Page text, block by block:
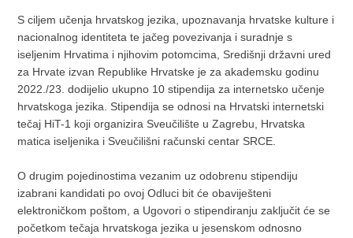
S ciljem učenja hrvatskog jezika, upoznavanja hrvatske kulture i
nacionalnog identiteta te jačeg povezivanja i suradnje s
iseljenim Hrvatima i njihovim potomcima, Središnji državni ured
za Hrvate izvan Republike Hrvatske je za akademsku godinu
2022./23. dodijelio ukupno 10 stipendija za internetsko učenje
hrvatskoga jezika. Stipendija se odnosi na Hrvatski internetski
tečaj HiT-1 koji organizira Sveučilište u Zagrebu, Hrvatska
matica iseljenika i Sveučilišni računski centar SRCE.
O drugim pojedinostima vezanim uz odobrenu stipendiju
izabrani kandidati po ovoj Odluci bit će obaviješteni
elektroničkom poštom, a Ugovori o stipendiranju zaključit će se
početkom tečaja hrvatskoga jezika u jesenskom odnosno